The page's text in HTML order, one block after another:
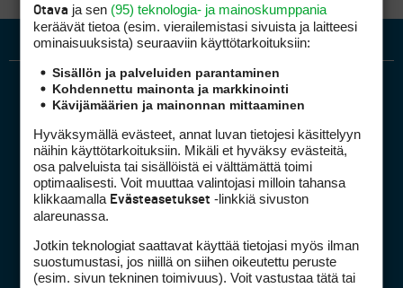
Golfpiste mediakortti
Golfpisteen yhteystiedot
DSA avoimuusraportti
Otava ja sen (95) teknologia- ja mainoskumppania
keräävät tietoa (esim. vierailemis­tasi sivuista ja laitteesi
ominaisuuk­sista) seuraaviin käyttötarkoituksiin:
Sisällön ja palveluiden parantaminen
Kohdennettu mainonta ja markkinointi
Kävijämäärien ja mainonnan mittaaminen
Hyväksymällä evästeet, annat luvan tietojesi käsittelyyn
näihin käyttötarkoituksiin. Mikäli et hyväksy evästeitä,
osa palveluista tai sisällöistä ei välttämättä toimi
optimaalisesti. Voit muuttaa valintojasi milloin tahansa
klikkaamalla Evästeasetukset -linkkiä sivuston
alareunassa.
Jotkin teknologiat saattavat käyttää tietojasi myös ilman
suostumustasi, jos niillä on siihen oikeutettu peruste
(esim. sivun tekninen toimivuus). Voit vastustaa tätä tai